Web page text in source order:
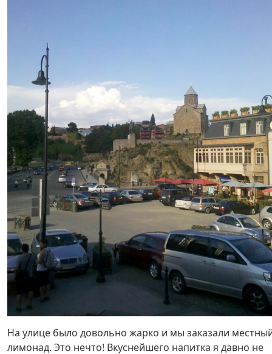
На улице было довольно жарко и мы заказали
лимонад. Это нечто! Вкуснейшего напитка я давно не